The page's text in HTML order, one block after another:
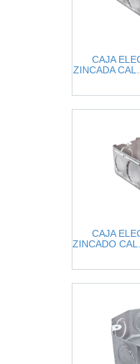
CAJA
ZINCADA
CAJA
ZINCADO